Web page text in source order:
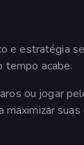
e estratégia
tempo acabe.
ou jogar
suas